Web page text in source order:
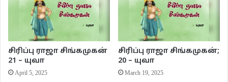
பட்டென்று விழுந்தது தொட்டியில்
சட்டென்று நிறம் மாறியது
எழுந்து தன்னைப் பார்க்கையில்
எழில் நீலமாய் கண்டது
எல்லார் முன்னும் வந்தது
சிரிப்பு ராஜா சிங்கமுகன்
21 – யுவா
April 5, 2025
சிரிப்பு ராஜா சிங்கமுகன்;
20 – யுவா
March 19, 2025